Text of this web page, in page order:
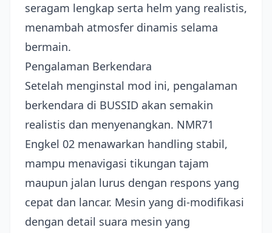
seragam lengkap serta helm yang realistis,
menambah atmosfer dinamis selama
bermain.
Pengalaman Berkendara
Setelah menginstal mod ini, pengalaman
berkendara di BUSSID akan semakin
realistis dan menyenangkan. NMR71
Engkel 02 menawarkan handling stabil,
mampu menavigasi tikungan tajam
maupun jalan lurus dengan respons yang
cepat dan lancar. Mesin yang di-modifikasi
dengan detail suara mesin yang